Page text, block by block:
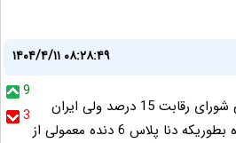
۱۴۰۴/۴/۱۱ ۰۸:۲۸:۴۹
9
3
سلام افزایش قیمت اعلامی شورای رقابت 15 درصد ولی ایران
خودرو 26 درصد اعمال کرده بطوریکه دنا پلاس 6 دنده معمولی از